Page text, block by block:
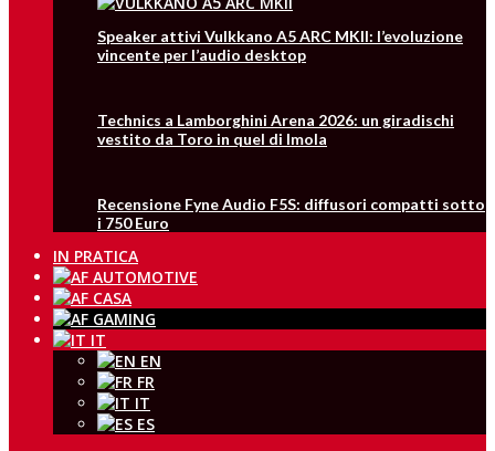
Speaker attivi Vulkkano A5 ARC MKII: l’evoluzione
vincente per l’audio desktop
Technics a Lamborghini Arena 2026: un giradischi
vestito da Toro in quel di Imola
Recensione Fyne Audio F5S: diffusori compatti sotto
i 750 Euro
IN PRATICA
IT
EN
FR
IT
ES